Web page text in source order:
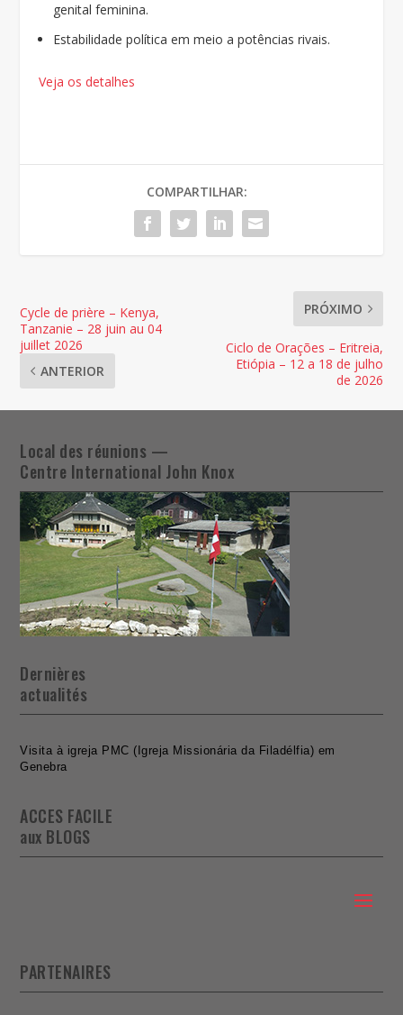
genital feminina.
Estabilidade política em meio a potências rivais.
Veja os detalhes
COMPARTILHAR:
Cycle de prière – Kenya,
Tanzanie – 28 juin au 04
juillet 2026
ANTERIOR
PRÓXIMO
Ciclo de Orações – Eritreia,
Etiópia – 12 a 18 de julho
de 2026
Local des réunions —
Centre International John Knox
Dernières
actualités
Visita à igreja PMC (Igreja Missionária da Filadélfia) em
Genebra
ACCES FACILE
aux BLOGS
PARTENAIRES